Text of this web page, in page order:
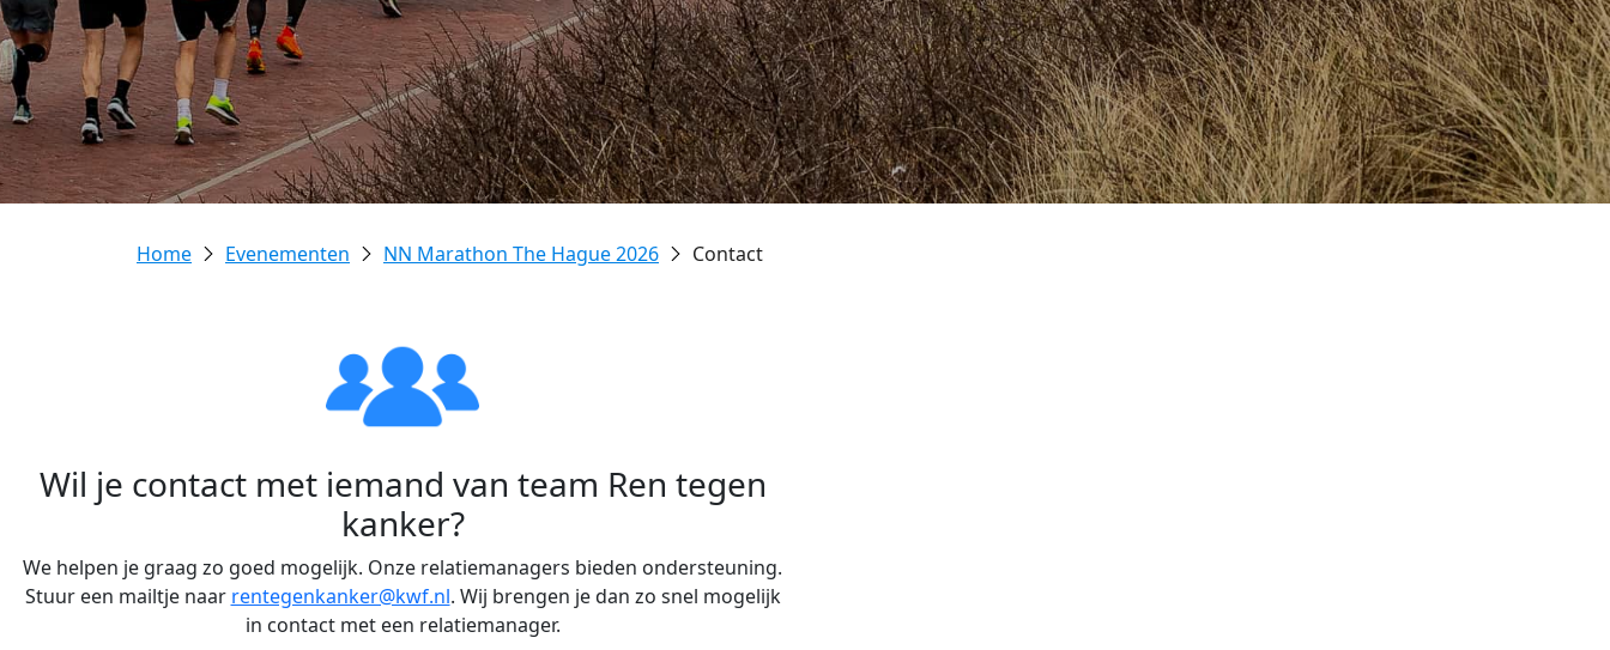
Evenementen NN Marathon The Hague 2026 Contact
Wil je contact met iemand van team Ren tegen
kanker?
We helpen je graag zo goed mogelijk. Onze relatiemanagers bieden ondersteuning.
Stuur een mailtje naar rentegenkanker@kwf.nl. Wij brengen je dan zo snel mogelijk
in contact met een relatiemanager.